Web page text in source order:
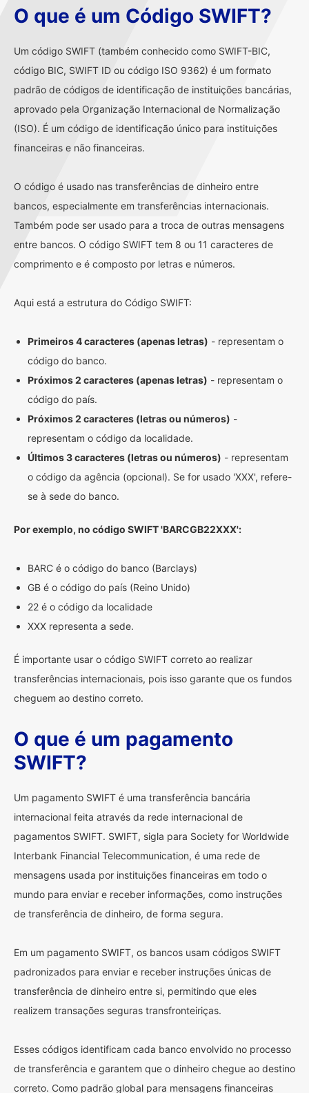
O que é um Código SWIFT?
Um código SWIFT (também conhecido como SWIFT-BIC,
código BIC, SWIFT ID ou código ISO 9362) é um formato
padrão de códigos de identificação de instituições bancárias,
aprovado pela Organização Internacional de Normalização
(ISO). É um código de identificação único para instituições
financeiras e não financeiras.
O código é usado nas transferências de dinheiro entre
bancos, especialmente em transferências internacionais.
Também pode ser usado para a troca de outras mensagens
entre bancos. O código SWIFT tem 8 ou 11 caracteres de
comprimento e é composto por letras e números.
Aqui está a estrutura do Código SWIFT:
Primeiros 4 caracteres (apenas letras) - representam o
código do banco.
Próximos 2 caracteres (apenas letras) - representam o
código do país.
Próximos 2 caracteres (letras ou números) -
representam o código da localidade.
Últimos 3 caracteres (letras ou números) - representam
o código da agência (opcional). Se for usado 'XXX', refere-
se à sede do banco.
Por exemplo, no código SWIFT 'BARCGB22XXX':
BARC é o código do banco (Barclays)
GB é o código do país (Reino Unido)
22 é o código da localidade
XXX representa a sede.
É importante usar o código SWIFT correto ao realizar
transferências internacionais, pois isso garante que os fundos
cheguem ao destino correto.
O que é um pagamento
SWIFT?
Um pagamento SWIFT é uma transferência bancária
internacional feita através da rede internacional de
pagamentos SWIFT. SWIFT, sigla para Society for Worldwide
Interbank Financial Telecommunication, é uma rede de
mensagens usada por instituições financeiras em todo o
mundo para enviar e receber informações, como instruções
de transferência de dinheiro, de forma segura.
Em um pagamento SWIFT, os bancos usam códigos SWIFT
padronizados para enviar e receber instruções únicas de
transferência de dinheiro entre si, permitindo que eles
realizem transações seguras transfronteiriças.
Esses códigos identificam cada banco envolvido no processo
de transferência e garantem que o dinheiro chegue ao destino
correto. Como padrão global para mensagens financeiras